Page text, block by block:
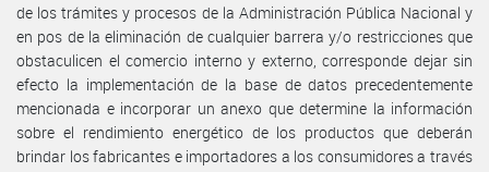
de los trámites y procesos de la Administración Pública Nacional y
en pos de la eliminación de cualquier barrera y/o restricciones que
obstaculicen el comercio interno y externo, corresponde dejar sin
efecto la implementación de la base de datos precedentemente
mencionada e incorporar un anexo que determine la información
sobre el rendimiento energético de los productos que deberán
brindar los fabricantes e importadores a los consumidores a través